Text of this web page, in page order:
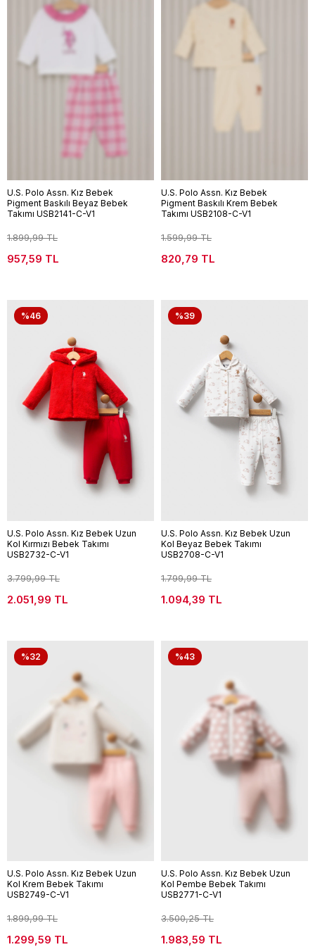
U.S. Polo Assn. Kız Bebek
Pigment Baskılı Beyaz Bebek
Takımı USB2141-C-V1
1.899,99 TL
957,59 TL
U.S. Polo Assn. Kız Bebek
Pigment Baskılı Krem Bebek
Takımı USB2108-C-V1
1.599,99 TL
820,79 TL
%46
U.S. Polo Assn. Kız Bebek Uzun
Kol Kırmızı Bebek Takımı
USB2732-C-V1
3.799,99 TL
2.051,99 TL
%39
U.S. Polo Assn. Kız Bebek Uzun
Kol Beyaz Bebek Takımı
USB2708-C-V1
1.799,99 TL
1.094,39 TL
%32
U.S. Polo Assn. Kız Bebek Uzun
Kol Krem Bebek Takımı
USB2749-C-V1
1.899,99 TL
1.299,59 TL
%43
U.S. Polo Assn. Kız Bebek Uzun
Kol Pembe Bebek Takımı
USB2771-C-V1
3.500,25 TL
1.983,59 TL